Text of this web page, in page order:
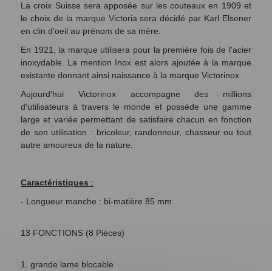
La croix Suisse sera apposée sur les couteaux en 1909 et
le choix de la marque Victoria sera décidé par Karl Elsener
en clin d'oeil au prénom de sa mère.
En 1921, la marque utilisera pour la première fois de l'acier
inoxydable. La mention Inox est alors ajoutée à la marque
existante donnant ainsi naissance à la marque Victorinox.
Aujourd'hui Victorinox accompagne des millions
d'utilisateurs à travers le monde et possède une gamme
large et variée permettant de satisfaire chacun en fonction
de son utilisation : bricoleur, randonneur, chasseur ou tout
autre amoureux de la nature.
Caractéristiques :
- Longueur manche : bi-matière 85 mm
13 FONCTIONS (8 Pièces)
1. grande lame blocable